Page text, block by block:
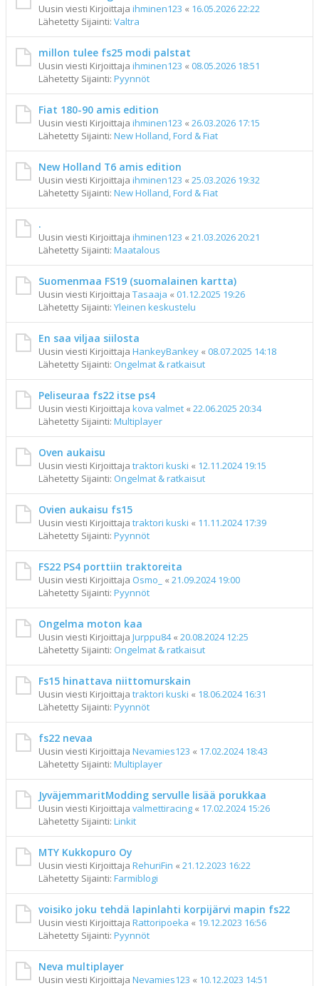
Uusin viesti Kirjoittaja ihminen123 « 16.05.2026 22:22
Lähetetty Sijainti: Valtra
millon tulee fs25 modi palstat
Uusin viesti Kirjoittaja ihminen123 « 08.05.2026 18:51
Lähetetty Sijainti: Pyynnöt
Fiat 180-90 amis edition
Uusin viesti Kirjoittaja ihminen123 « 26.03.2026 17:15
Lähetetty Sijainti: New Holland, Ford & Fiat
New Holland T6 amis edition
Uusin viesti Kirjoittaja ihminen123 « 25.03.2026 19:32
Lähetetty Sijainti: New Holland, Ford & Fiat
.
Uusin viesti Kirjoittaja ihminen123 « 21.03.2026 20:21
Lähetetty Sijainti: Maatalous
Suomenmaa FS19 (suomalainen kartta)
Uusin viesti Kirjoittaja Tasaaja « 01.12.2025 19:26
Lähetetty Sijainti: Yleinen keskustelu
En saa viljaa siilosta
Uusin viesti Kirjoittaja HankeyBankey « 08.07.2025 14:18
Lähetetty Sijainti: Ongelmat & ratkaisut
Peliseuraa fs22 itse ps4
Uusin viesti Kirjoittaja kova valmet « 22.06.2025 20:34
Lähetetty Sijainti: Multiplayer
Oven aukaisu
Uusin viesti Kirjoittaja traktori kuski « 12.11.2024 19:15
Lähetetty Sijainti: Ongelmat & ratkaisut
Ovien aukaisu fs15
Uusin viesti Kirjoittaja traktori kuski « 11.11.2024 17:39
Lähetetty Sijainti: Pyynnöt
FS22 PS4 porttiin traktoreita
Uusin viesti Kirjoittaja Osmo_ « 21.09.2024 19:00
Lähetetty Sijainti: Pyynnöt
Ongelma moton kaa
Uusin viesti Kirjoittaja Jurppu84« 20.08.2024 12:25
Lähetetty Sijainti: Ongelmat & ratkaisut
Fs15 hinattava niittomurskain
Uusin viesti Kirjoittaja traktori kuski « 18.06.2024 16:31
Lähetetty Sijainti: Pyynnöt
fs22 nevaa
Uusin viesti Kirjoittaja Nevamies123 « 17.02.2024 18:43
Lähetetty Sijainti: Multiplayer
JyväjemmaritModding servulle lisää porukkaa
Uusin viesti Kirjoittaja valmettiracing « 17.02.2024 15:26
Lähetetty Sijainti: Linkit
MTY Kukkopuro Oy
Uusin viesti Kirjoittaja RehuriFin « 21.12.2023 16:22
Lähetetty Sijainti: Farmiblogi
voisiko joku tehdä lapinlahti korpijärvi mapin fs22
Uusin viesti Kirjoittaja Rattoripoeka « 19.12.2023 16:56
Lähetetty Sijainti: Pyynnöt
Neva multiplayer
Uusin viesti Kirjoittaja Nevamies123 « 10.12.2023 14:51